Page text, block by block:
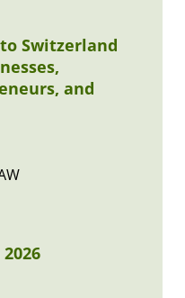
Switzerland
and